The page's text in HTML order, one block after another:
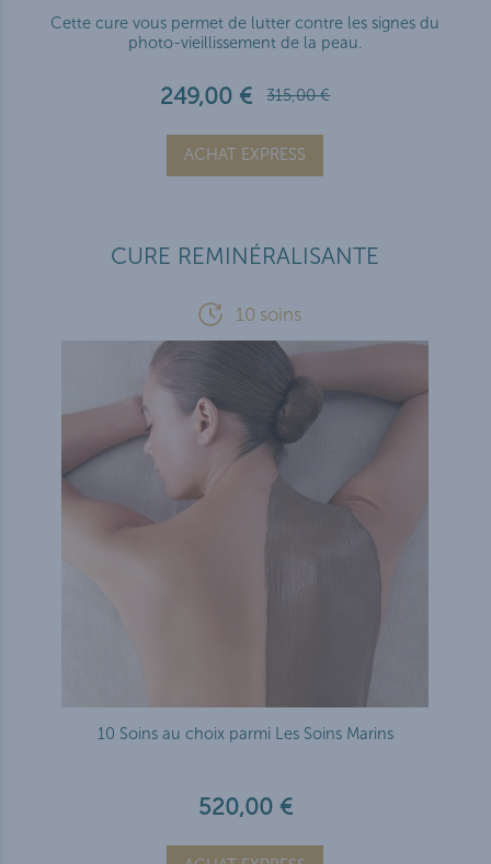
Cette cure vous permet de lutter contre les signes du
photo-vieillissement de la peau.
249,00 € 315,00 €
ACHAT EXPRESS
CURE REMINÉRALISANTE
10 soins
10 Soins au choix parmi Les Soins Marins
520,00 €